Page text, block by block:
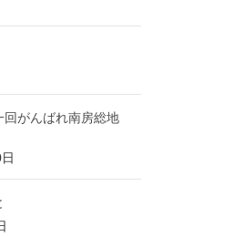
回がんばれ南房総地